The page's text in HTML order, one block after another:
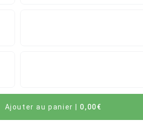
Ajouter au panier 0,00€